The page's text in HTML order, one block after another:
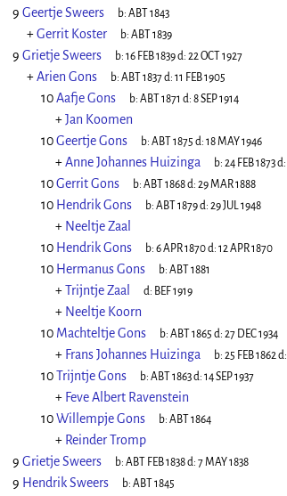
9 Geertje Sweers b: ABT 1843
+Gerrit Koster b: ABT 1839
9 Grietje Sweers b: 16 FEB 1839d: 22 OCT 1927
+Arien Gons b: ABT 1837d: 11 FEB 1905
10Aafje Gons b: ABT 1871 d: 8 SEP 1914
+Jan Koomen
10Geertje Gons b: ABT 1875 d: 18 MAY 1946
+Anne Johannes Huizinga b: 24 FEB 1873d:
10Gerrit Gons b: ABT 1868d: 29 MAR 1888
10 Hendrik Gons b: ABT 1879d: 29 JUL 1948
+ Neeltje Zaal
10 Hendrik Gons b: 6 APR 1870d: 12 APR 1870
10 Hermanus Gons b: ABT 1881
+Trijntje Zaal d: BEF 1919
+ Neeltje Koorn
10 Machteltje Gons b: ABT 1865 d: 27 DEC 1934
+ Frans Johannes Huizinga b: 25 FEB 1862d:
10Trijntje Gons b: ABT 1863d: 14 SEP 1937
+ Feve Albert Ravenstein
10Willempje Gons b: ABT 1864
+ Reinder Tromp
9 Grietje Sweers b: ABT FEB 1838d: 7 MAY 1838
9 Hendrik Sweers b: ABT 1845